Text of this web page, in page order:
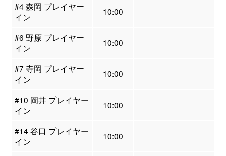
#4 森岡 プレイヤー
イン
10:00
#6 野原 プレイヤー
イン
10:00
#7 寺岡 プレイヤー
イン
10:00
#10 岡井 プレイヤー
イン
10:00
#14 谷口 プレイヤー
イン
10:00